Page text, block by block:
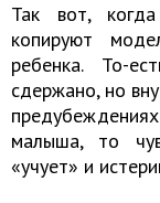
Так вот,
копируют
ребенка. То-
сдержано, но
малыша, то
«учует» и